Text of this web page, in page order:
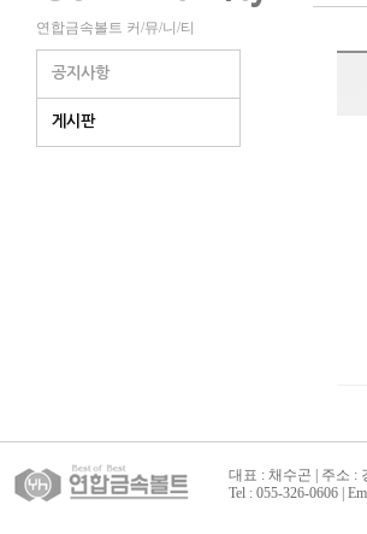
연합금속볼트 커/뮤/니/티
공지사항
게시판
대표 : 채수곤 | 주소 :
Tel : 055-326-0606 |